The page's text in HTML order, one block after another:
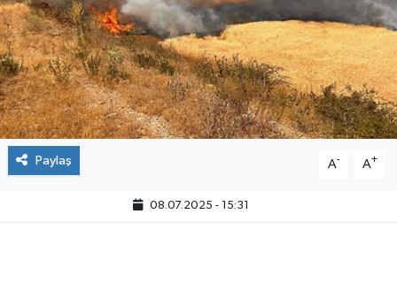
Paylaş A- A+
08.07.2025 - 15:31